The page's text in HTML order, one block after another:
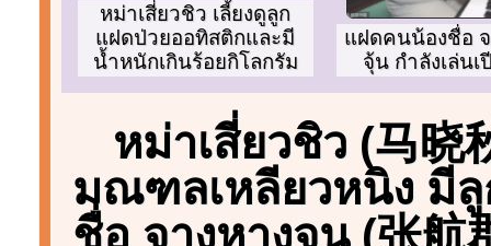
หม่าเสี่ยวชิว เลี้ยงดูลูก
แฝดป่วยออทิสติกและมี
น้ำหนักเกินร้อยกิโลกรัม
แฝดคนน้องชื่อ
จุ้น กำลังเล่น
หม่าเสี่ยวชิว (马晓
มณฑลเหลียวหนิง มี
ชื่อ จางหางจุน (张